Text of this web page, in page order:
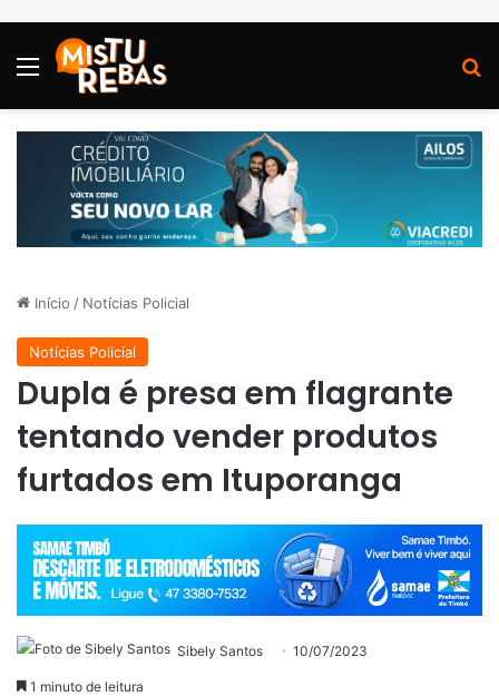
Menu
Início / Notícias Policial
Notícias Policial
Dupla é presa em flagrante
tentando vender produtos
furtados em Ituporanga
Sibely Santos 10/07/2023
1 minuto de leitura